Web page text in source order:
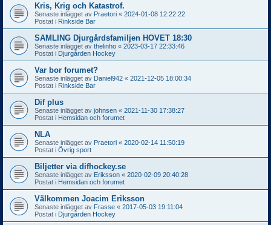
Kris, Krig och Katastrof.
Senaste inlägget av Praetori « 2024-01-08 12:22:22
Postat i Rinkside Bar
SAMLING Djurgårdsfamiljen HOVET 18:30
Senaste inlägget av thelinho « 2023-03-17 22:33:46
Postat i Djurgården Hockey
Var bor forumet?
Senaste inlägget av Daniel942 « 2021-12-05 18:00:34
Postat i Rinkside Bar
Dif plus
Senaste inlägget av johnsen « 2021-11-30 17:38:27
Postat i Hemsidan och forumet
NLA
Senaste inlägget av Praetori « 2020-02-14 11:50:19
Postat i Övrig sport
Biljetter via difhockey.se
Senaste inlägget av Eriksson « 2020-02-09 20:40:28
Postat i Hemsidan och forumet
Välkommen Joacim Eriksson
Senaste inlägget av Frasse « 2017-05-03 19:11:04
Postat i Djurgården Hockey